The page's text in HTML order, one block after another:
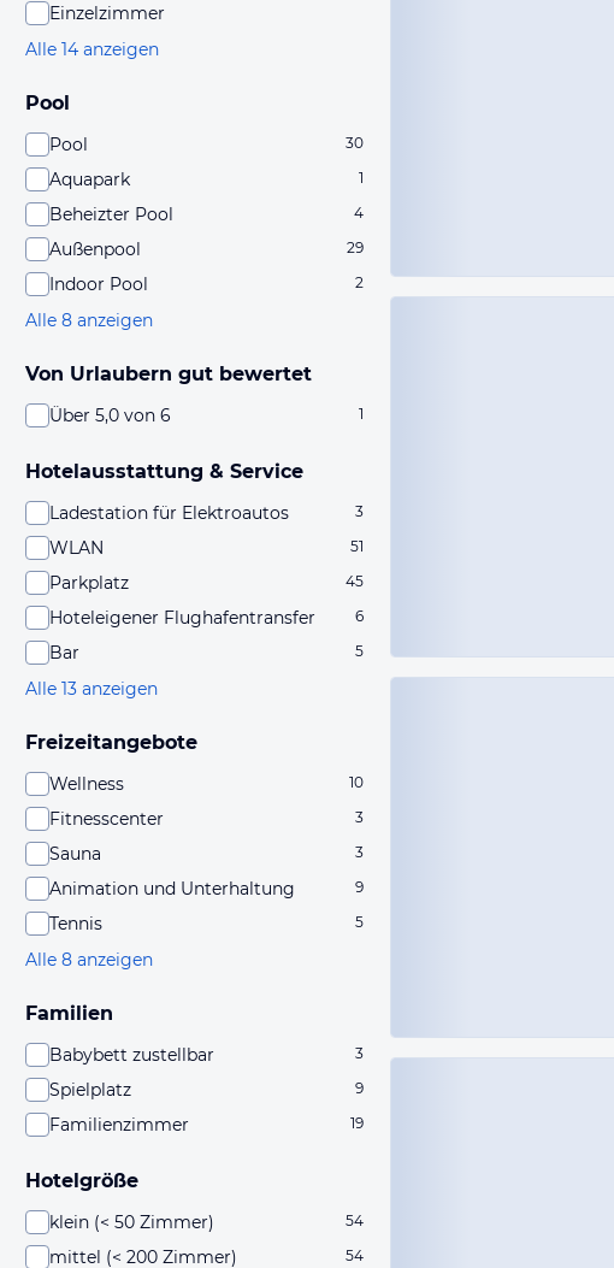
Einzelzimmer
Alle 14 anzeigen
Pool
Pool 30
Aquapark 1
Beheizter Pool 4
Außenpool 29
Indoor Pool 2
Alle 8 anzeigen
Von Urlaubern gut bewertet
Über 5,0 von 6 1
Hotelausstattung & Service
Ladestation für Elektroautos 3
WLAN 51
Parkplatz 45
Hoteleigener Flughafentransfer 6
Bar 5
Alle 13 anzeigen
Freizeitangebote
Wellness 10
Fitnesscenter 3
Sauna 3
Animation und Unterhaltung 9
Tennis 5
Alle 8 anzeigen
Familien
Babybett zustellbar 3
Spielplatz 9
Familienzimmer 19
Hotelgröße
klein (< 50 Zimmer) 54
mittel (< 200 Zimmer) 54